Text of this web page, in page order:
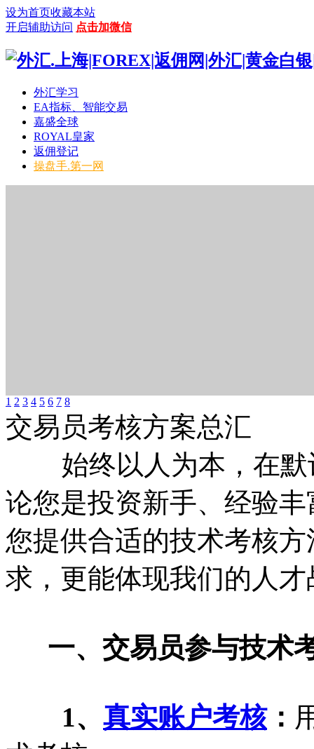
设为首页收藏本站
开启辅助访问 点击加微信
外汇学习
EA指标、智能交易
嘉盛全球
ROYAL皇家
返佣登记
操盘手.第一网
1 2 3 4 5 6 7 8
交易员考核方案总汇
始终以人为本，在默
论您是投资新手、经验
您提供合适的技术考核
求，更能体现我们的人
一、 交易员参与技术
1、 真实账户考核：